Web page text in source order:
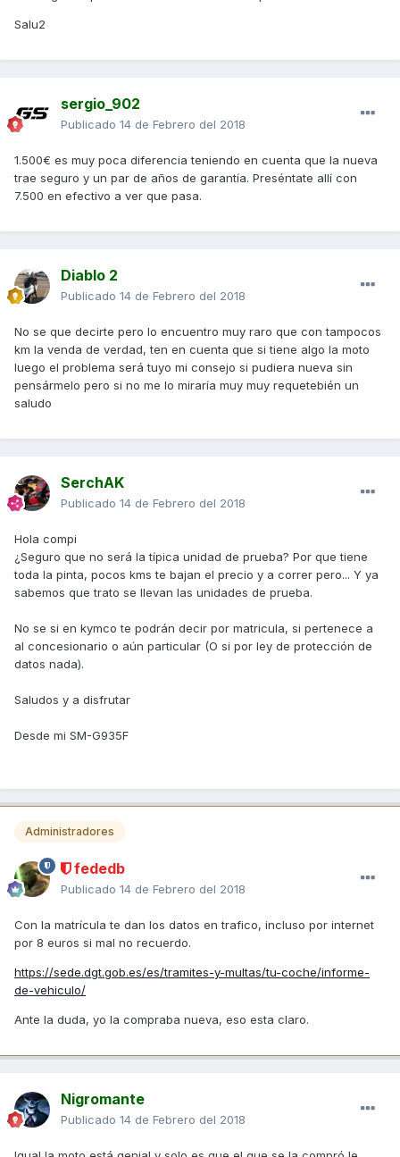
Salu2
sergio_902
Publicado 14 de Febrero del 2018
1.500€ es muy poca diferencia teniendo en cuenta que la nueva
trae seguro y un par de años de garantía. Preséntate allí con
7.500 en efectivo a ver que pasa.
Diablo 2
Publicado 14 de Febrero del 2018
No se que decirte pero lo encuentro muy raro que con tampocos
km la venda de verdad, ten en cuenta que si tiene algo la moto
luego el problema será tuyo mi consejo si pudiera nueva sin
pensármelo pero si no me lo miraría muy muy requetebién un
saludo
SerchAK
Publicado 14 de Febrero del 2018
Hola compi
¿Seguro que no será la típica unidad de prueba? Por que tiene
toda la pinta, pocos kms te bajan el precio y a correr pero... Y ya
sabemos que trato se llevan las unidades de prueba.
No se si en kymco te podrán decir por matricula, si pertenece a
al concesionario o aún particular (O si por ley de protección de
datos nada).
Saludos y a disfrutar
Desde mi SM-G935F
Administradores
fededb
Publicado 14 de Febrero del 2018
Con la matrícula te dan los datos en trafico, incluso por internet
por 8 euros si mal no recuerdo.
https://sede.dgt.gob.es/es/tramites-y-multas/tu-coche/informe-
de-vehiculo/
Ante la duda, yo la compraba nueva, eso esta claro.
Nigromante
Publicado 14 de Febrero del 2018